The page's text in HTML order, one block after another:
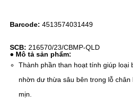
Barcode: 4513574031449
SCB: 216570/23/CBMP-QLD
● Mô tả sản phẩm:
Thành phần than hoạt tính giúp loại
nhờn dư thừa sâu bên trong lỗ chân
mịn.